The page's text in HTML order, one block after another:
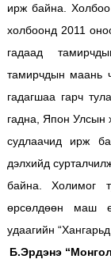
ирж байна.
холбоонд 2011
гадаад
тамирчдын маань
гадагшаа гарч
гадна, Япон Улсын
судлаачид ирж
дэлхийд
байна. Холимог
өрсөлдөөн маш
удаагийн
Б.Эрдэнэ